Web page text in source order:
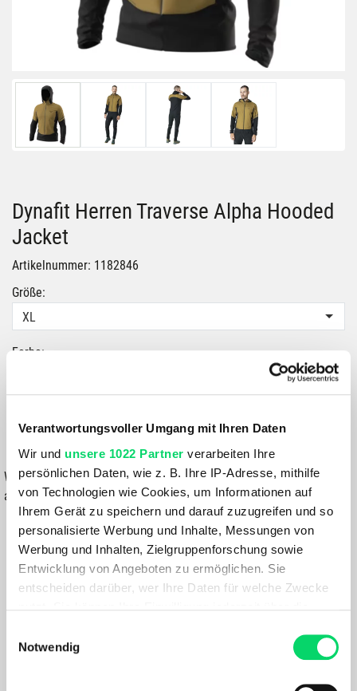
Verantwortungsvoller Umgang mit Ihren Daten
Wir und unsere 1022 Partner verarbeiten Ihre
persönlichen Daten, wie z. B. Ihre IP-Adresse, mithilfe
von Technologien wie Cookies, um Informationen auf
Ihrem Gerät zu speichern und darauf zuzugreifen und so
personalisierte Werbung und Inhalte, Messungen von
Werbung und Inhalten, Zielgruppenforschung sowie
Entwicklung von Angeboten zu ermöglichen. Sie
entscheiden darüber, wer Ihre Daten für welche Zwecke
Trigger Symbol ändern oder widerrufen
Notwendig
Dynafit Herren Traverse Alpha Hooded
Jacket
Artikelnummer: 1182846
Größe:
XL
Farbe:
IN DEN WARENKORB
Wähle eine Variante aus, um die Verfügbarkeit in unseren Filialen
anzuzeigen
Du hast eine Frage?
Wir rufen dich an und beraten dich gerne.
Aktive Isolation für anspruchsvolle Touren: Die Traverse